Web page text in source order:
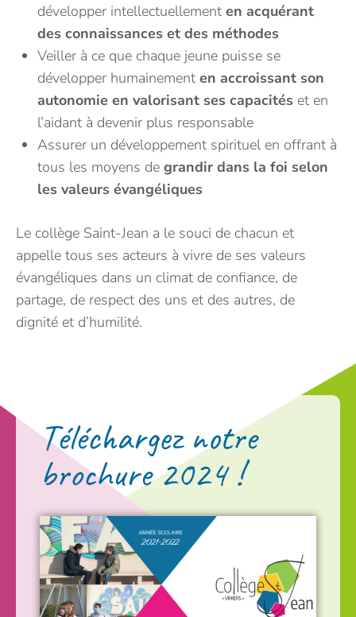
développer intellectuellement en acquérant
des connaissances et des méthodes
Veiller à ce que chaque jeune puisse se
développer humainement en accroissant son
autonomie en valorisant ses capacités et en
l’aidant à devenir plus responsable
Assurer un développement spirituel en offrant à
tous les moyens de grandir dans la foi selon
les valeurs évangéliques
Le collège Saint-Jean a le souci de chacun et
appelle tous ses acteurs à vivre de ses valeurs
évangéliques dans un climat de confiance, de
partage, de respect des uns et des autres, de
dignité et d’humilité.
Téléchargez notre
brochure 2024 !